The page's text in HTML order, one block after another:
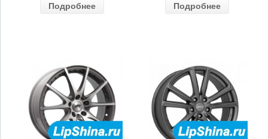
Подробнее Подробнее